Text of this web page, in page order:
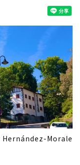
Hernández-Morale